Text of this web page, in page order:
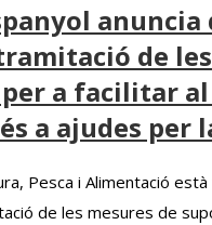
anuncia
de les
per a facilitar
a ajudes per
Pesca i Alimentació
de les mesures de